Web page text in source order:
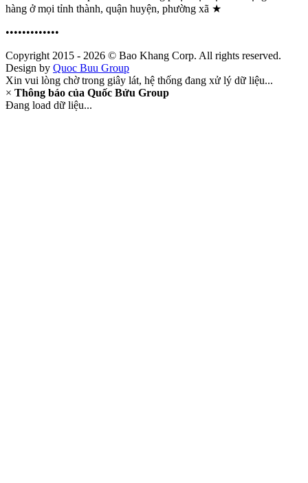
hàng ở mọi tỉnh thành, quận huyện, phường xã ★
•••••••••••••
Copyright 2015 - 2026 © Bao Khang Corp. All rights reserved.
Design by Quoc Buu Group
Xin vui lòng chờ trong giây lát, hệ thống đang xử lý dữ liệu...
× Thông báo của Quốc Bửu Group
Đang load dữ liệu...